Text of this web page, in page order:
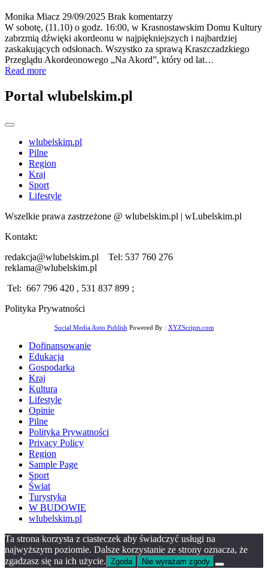
Monika Miacz 29/09/2025 Brak komentarzy
W sobotę, (11.10) o godz. 16:00, w Krasnostawskim Domu Kultury
zabrzmią dźwięki akordeonu w najpiękniejszych i najbardziej
zaskakujących odsłonach. Wszystko za sprawą Kraszczadzkiego
Przeglądu Akordeonowego „Na Akord”, który od lat…
Read more
Portal wlubelskim.pl
wlubelskim.pl
Pilne
Region
Kraj
Sport
Lifestyle
Wszelkie prawa zastrzeżone @ wlubelskim.pl | wLubelskim.pl
Kontakt:
redakcja@wlubelskim.pl Tel: 537 760 276
reklama@wlubelskim.pl
Tel: 667 796 420 , 531 837 899 ;
Polityka Prywatności
Social Media Auto Publish Powered By : XYZScripts.com
Dofinansowanie
Edukacja
Gospodarka
Kraj
Kultura
Lifestyle
Opinie
Pilne
Polityka Prywatności
Privacy Policy
Region
Sample Page
Sport
Świat
Turystyka
W BUDOWIE
wlubelskim.pl
Ta strona korzysta z ciasteczek aby świadczyć usługi na
najwyższym poziomie. Dalsze korzystanie ze strony oznacza, że
zgadzasz się na ich użycie. Zgoda Nie wyrażam zgody